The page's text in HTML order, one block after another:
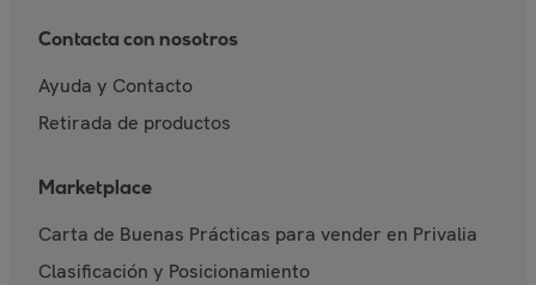
Contacta con nosotros
Ayuda y Contacto
Retirada de productos
Marketplace
Carta de Buenas Prácticas para vender en Privalia
Clasificación y Posicionamiento